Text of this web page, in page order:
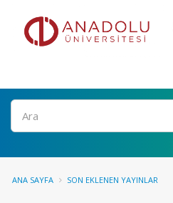
Ara
ANA SAYFA SON EKLENEN YAYINLAR